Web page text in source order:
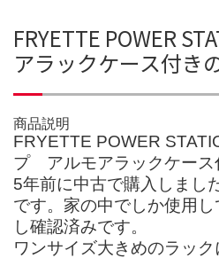
FRYETTE POWER
アラックケース付き
商品説明
FRYETTE POWER
プ アルモアラックケース
5年前に中古で購入しまし
です。家の中でしか使用
し確認済みです。
ワンサイズ大きめのラッ